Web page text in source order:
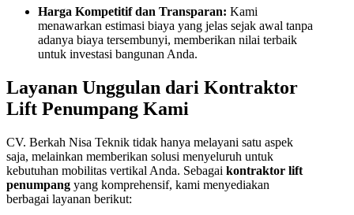
Harga Kompetitif dan Transparan: Kami
menawarkan estimasi biaya yang jelas sejak awal tanpa
adanya biaya tersembunyi, memberikan nilai terbaik
untuk investasi bangunan Anda.
Layanan Unggulan dari Kontraktor
Lift Penumpang Kami
CV. Berkah Nisa Teknik tidak hanya melayani satu aspek
saja, melainkan memberikan solusi menyeluruh untuk
kebutuhan mobilitas vertikal Anda. Sebagai kontraktor lift
penumpang yang komprehensif, kami menyediakan
berbagai layanan berikut: